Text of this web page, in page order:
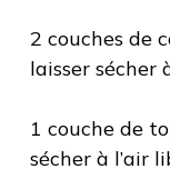
2 couches de
laisser sécher
1 couche de
sécher à l’air